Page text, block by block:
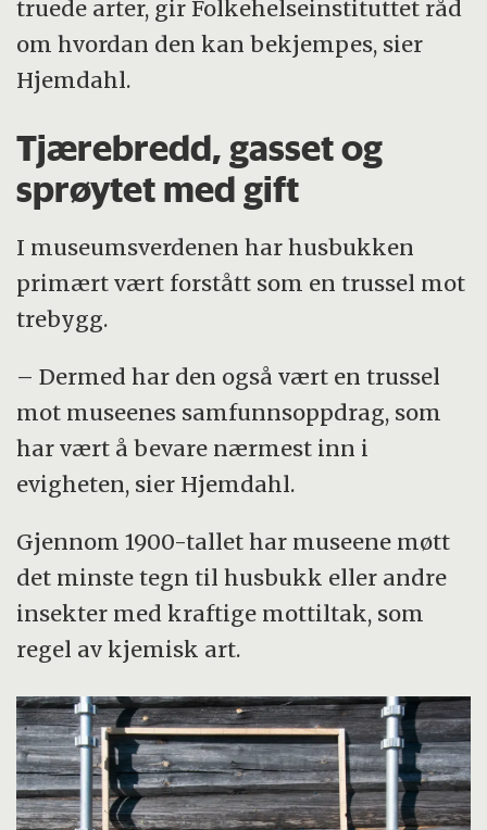
truede arter, gir Folkehelseinstituttet råd
om hvordan den kan bekjempes, sier
Hjemdahl.
Tjærebredd, gasset og
sprøytet med gift
I museumsverdenen har husbukken
primært vært forstått som en trussel mot
trebygg.
– Dermed har den også vært en trussel
mot museenes samfunnsoppdrag, som
har vært å bevare nærmest inn i
evigheten, sier Hjemdahl.
Gjennom 1900-tallet har museene møtt
det minste tegn til husbukk eller andre
insekter med kraftige mottiltak, som
regel av kjemisk art.